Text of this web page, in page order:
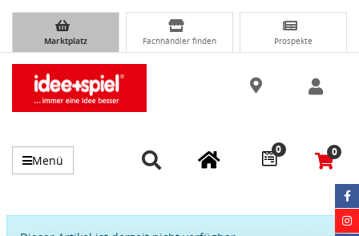
Marktplatz Fachhändler finden Prospekte
Menü
0 0